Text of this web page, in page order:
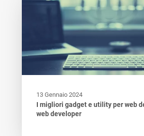
13 Gennaio 2024
I migliori gadget e utility per web
web developer